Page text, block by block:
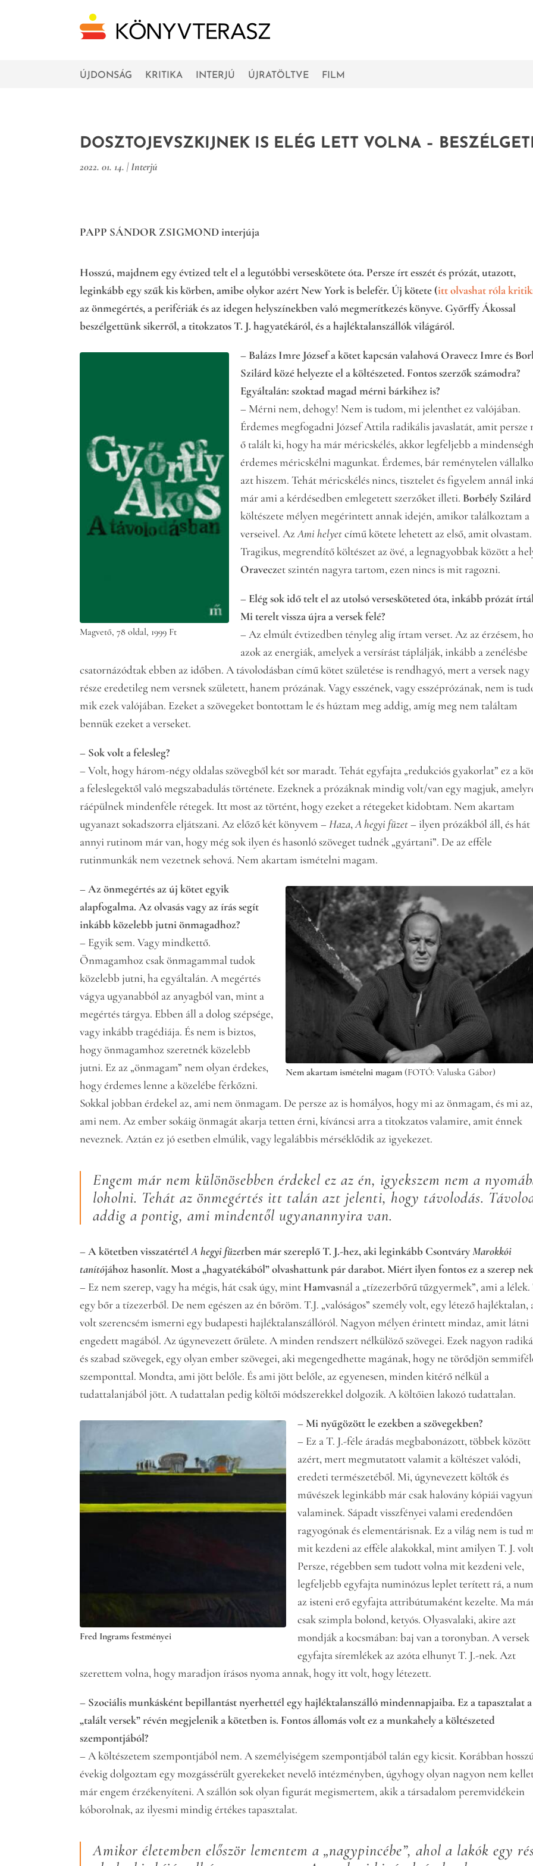
ÚJDONSÁG KRITIKA INTERJÚ ÚJRATÖLTVE FILM
DOSZTOJEVSZKIJNEK IS ELÉG LETT VOLNA –
2022. 01. 14. |Interjú
PAPP SÁNDOR ZSIGMOND interjúja
Hosszú, majdnem egy évtized telt el a legutóbbi verseskötete óta. Persze írt esszét és prózát, utazott,
leginkább egy szűk kis körben, amibe olykor azért New York is belefér. Új kötete (itt olvashat róla
az önmegértés, a perifériák és az idegen helyszínekben való megmerítkezés könyve. Győrffy Ákossal
beszélgettünk sikerről, a titokzatos T. J. hagyatékáról, és a hajléktalanszállók világáról.
Magvető, 78 oldal, 1999 Ft
– Balázs Imre József a kötet kapcsán valahová Oravecz Imre és
Szilárd közé helyezte el a költészeted. Fontos szerzők számodra?
Egyáltalán: szoktad magad mérni bárkihez is?
– Mérni nem, dehogy! Nem is tudom, mi jelenthet ez valójában.
Érdemes megfogadni József Attila radikális javaslatát, amit persze
ő talált ki, hogy ha már méricskélés, akkor legfeljebb a
érdemes méricskélni magunkat. Érdemes, bár reménytelen
azt hiszem. Tehát méricskélés nincs, tisztelet és figyelem annál
már ami a kérdésedben emlegetett szerzőket illeti. Borbély Szilárd
költészete mélyen megérintett annak idején, amikor találkoztam a
verseivel. AzAmi helyetcímű kötete lehetett az első, amit olvastam.
Tragikus, megrendítő költészet az övé, a legnagyobbak között a
Oraveczet szintén nagyra tartom, ezen nincs is mit ragozni.
– Elég sok idő telt el az utolsó versesköteted óta, inkább prózát
Mi terelt vissza újra a versek felé?
– Az elmúlt évtizedben tényleg alig írtam verset. Az az érzésem,
azok az energiák, amelyek a versírást táplálják, inkább a zenélésbe
csatornázódtak ebben az időben. A távolodásban című kötet születése is rendhagyó, mert a versek nagy
része eredetileg nem versnek született, hanem prózának. Vagy esszének, vagy esszéprózának, nem is
mik ezek valójában. Ezeket a szövegeket bontottam le és húztam meg addig, amíg meg nem találtam
bennük ezeket a verseket.
– Sok volt a felesleg?
– Volt, hogy három-négy oldalas szövegből két sor maradt. Tehát egyfajta „redukciós gyakorlat” ez a
a feleslegektől való megszabadulás története. Ezeknek a prózáknak mindig volt/van egy magjuk,
ráépülnek mindenféle rétegek. Itt most az történt, hogy ezeket a rétegeket kidobtam. Nem akartam
ugyanazt sokadszorra eljátszani. Az előző két könyvem –Haza,A hegyi füzet– ilyen prózákból áll, és hát
annyi rutinom már van, hogy még sok ilyen és hasonló szöveget tudnék „gyártani”. De az efféle
rutinmunkák nem vezetnek sehová. Nem akartam ismételni magam.
Nem akartam ismételni magam (FOTÓ: Valuska Gábor)
– Az önmegértés az új kötet egyik
alapfogalma. Az olvasás vagy az írás segít
inkább közelebb jutni önmagadhoz?
– Egyik sem. Vagy mindkettő.
Önmagamhoz csak önmagammal tudok
közelebb jutni, ha egyáltalán. A megértés
vágya ugyanabból az anyagból van, mint a
megértés tárgya. Ebben áll a dolog szépsége,
vagy inkább tragédiája. És nem is biztos,
hogy önmagamhoz szeretnék közelebb
jutni. Ez az „önmagam” nem olyan érdekes,
hogy érdemes lenne a közelébe férkőzni.
Sokkal jobban érdekel az, ami nem önmagam. De persze az is homályos, hogy mi az önmagam, és mi az,
ami nem. Az ember sokáig önmagát akarja tetten érni, kíváncsi arra a titokzatos valamire, amit énnek
neveznek. Aztán ez jó esetben elmúlik, vagy legalábbis mérséklődik az igyekezet.
Engem már nem különösebben érdekel ez az én, igyekszem nem a
loholni. Tehát az önmegértés itt talán azt jelenti, hogy távolodás.
addig a pontig, ami mindentől ugyanannyira van.
– A kötetben visszatértélA hegyi füzetben már szereplő T. J.-hez, aki leginkább CsontváryMarokkói
tanítójához hasonlít. Most a „hagyatékából” olvashattunk pár darabot. Miért ilyen fontos ez a szerep
– Ez nem szerep, vagy ha mégis, hát csak úgy, mint Hamvasnál a „tízezerbőrű tűzgyermek”, ami a lélek.
egy bőr a tízezerből. De nem egészen az én bőröm. T.J. „valóságos” személy volt, egy létező hajléktalan,
volt szerencsém ismerni egy budapesti hajléktalanszállóról. Nagyon mélyen érintett mindaz, amit látni
engedett magából. Az úgynevezett őrülete. A minden rendszert nélkülöző szövegei. Ezek nagyon
és szabad szövegek, egy olyan ember szövegei, aki megengedhette magának, hogy ne törődjön
szemponttal. Mondta, ami jött belőle. És ami jött belőle, az egyenesen, minden kitérő nélkül a
tudattalanjából jött. A tudattalan pedig költői módszerekkel dolgozik. A költőien lakozó tudattalan.
Fred Ingrams festményei
– Mi nyűgözött le ezekben a szövegekben?
– Ez a T. J.-féle áradás megbabonázott, többek között
azért, mert megmutatott valamit a költészet valódi,
eredeti természetéből. Mi, úgynevezett költők és
művészek leginkább már csak halovány kópiái
valaminek. Sápadt visszfényei valami eredendően
ragyogónak és elementárisnak. Ez a világ nem is tud
mit kezdeni az efféle alakokkal, mint amilyen T. J.
Persze, régebben sem tudott volna mit kezdeni vele,
legfeljebb egyfajta numinózus leplet terített rá, a
az isteni erő egyfajta attribútumaként kezelte. Ma
csak szimpla bolond, ketyós. Olyasvalaki, akire azt
mondják a kocsmában: baj van a toronyban. A versek
egyfajta síremlékek az azóta elhunyt T. J.-nek. Azt
szerettem volna, hogy maradjon írásos nyoma annak, hogy itt volt, hogy létezett.
– Szociális munkásként bepillantást nyerhettél egy hajléktalanszálló mindennapjaiba. Ez a tapasztalat a
„talált versek” révén megjelenik a kötetben is. Fontos állomás volt ez a munkahely a költészeted
szempontjából?
– A költészetem szempontjából nem. A személyiségem szempontjából talán egy kicsit. Korábban
évekig dolgoztam egy mozgássérült gyerekeket nevelő intézményben, úgyhogy olyan nagyon nem
már engem érzékenyíteni. A szállón sok olyan figurát megismertem, akik a társadalom peremvidékein
kóborolnak, az ilyesmi mindig értékes tapasztalat.
Amikor életemben először lementem a „nagypincébe”, ahol a lakók egy